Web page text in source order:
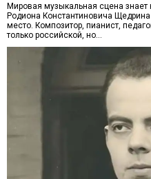
Мировая музыкальная сцена
Родиона Константиновича
место. Композитор, пианист,
только российской, но…